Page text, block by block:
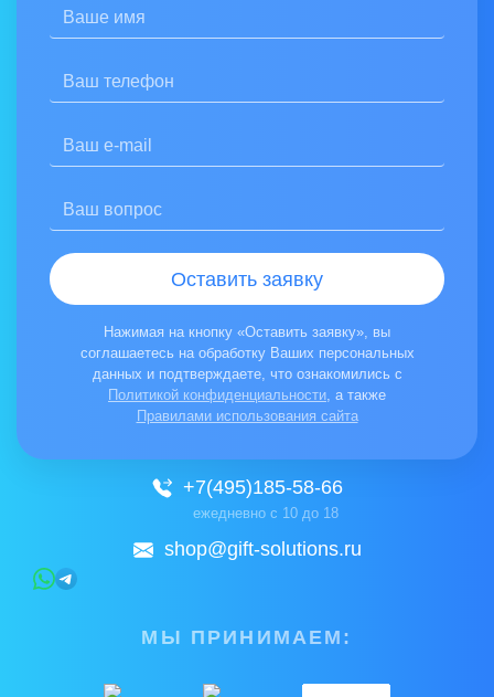
+7(495)185-58-66
ежедневно с 10 до 18
shop@gift-solutions.ru
МЫ ПРИНИМАЕМ:
Оставить заявку
Нажимая на кнопку «Оставить заявку», вы
соглашаетесь на обработку Ваших персональных
данных и подтверждаете, что ознакомились с
Политикой конфиденциальности, а также
Правилами использования сайта